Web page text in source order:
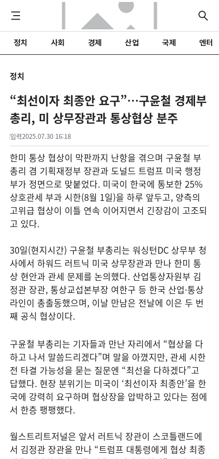
정치 사회 경제 산업 국제 엔터
정치
“최선이자 최종안 요구”…구윤철 경제부
총리, 미 상무장관과 통상협상 분주
입력2025.07.30 16:18
한미 통상 협상이 막판까지 난항을 겪으며 구윤철 부
총리 겸 기획재정부 장관과 도널드 트럼프 미국 행정
부가 정면으로 맞붙었다. 미국이 한국에 통보한 25%
상호관세 부과 시한(8월 1일)을 하루 앞두고, 양측의
고위급 협상이 이틀 연속 이어지면서 긴장감이 고조되
고 있다.
30일(현지시간) 구윤철 부총리는 워싱턴DC 상무부 청
사에서 하워드 러트닉 미국 상무장관과 만나 한미 통
상 현안과 관세 문제를 논의했다. 산업통상자원부 김
정관 장관, 통상교섭본부장 여한구 등 한국 산업·통상
라인이 총출동했으며, 이날 만남은 전날에 이은 두 번
째 공식 협상이다.
구윤철 부총리는 기자들과 만난 자리에서 “협상을 다
하고 나서 말씀드리겠다”며 말을 아꼈지만, 관세 시한
전 타결 가능성을 묻는 질문엔 “최선을 다하겠다”고
답했다. 현장 분위기는 미국이 ‘최선이자 최종안’을 한
국에 강력히 요구하며 협상장을 압박하고 있다는 점에
서 한층 팽팽했다.
월스트리트저널은 앞서 러트닉 장관이 스코틀랜드에
서 김정관 장관을 만나 “트럼프 대통령에게 협상 최종